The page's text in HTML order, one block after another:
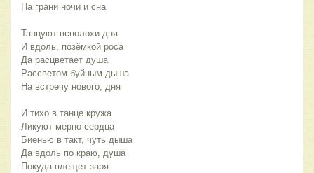
На грани ночи и сна
Танцуют всполохи дня
И вдоль, позёмкой роса
Да расцветает душа
Рассветом буйным дыша
На встречу нового, дня
И тихо в танце кружа
Ликуют мерно сердца
Биенью в такт, чуть дыша
Да вдоль по краю, душа
Покуда плещет заря